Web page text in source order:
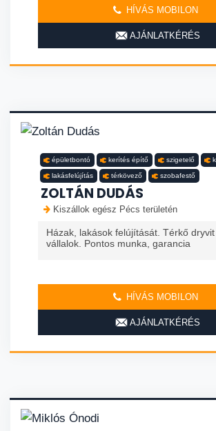
HÍVÁS MOBILON
AJÁNLATKÉRÉS
épületbontó kerítés építő szigetelő
lakásfelújítás térkövező szobafestő
ZOLTÁN DUDÁS
Kiszállok egész Pécs területén
Házak, lakások felújítását. Térkő
vállalok. Pontos munka, garancia
HÍVÁS MOBILON
AJÁNLATKÉRÉS